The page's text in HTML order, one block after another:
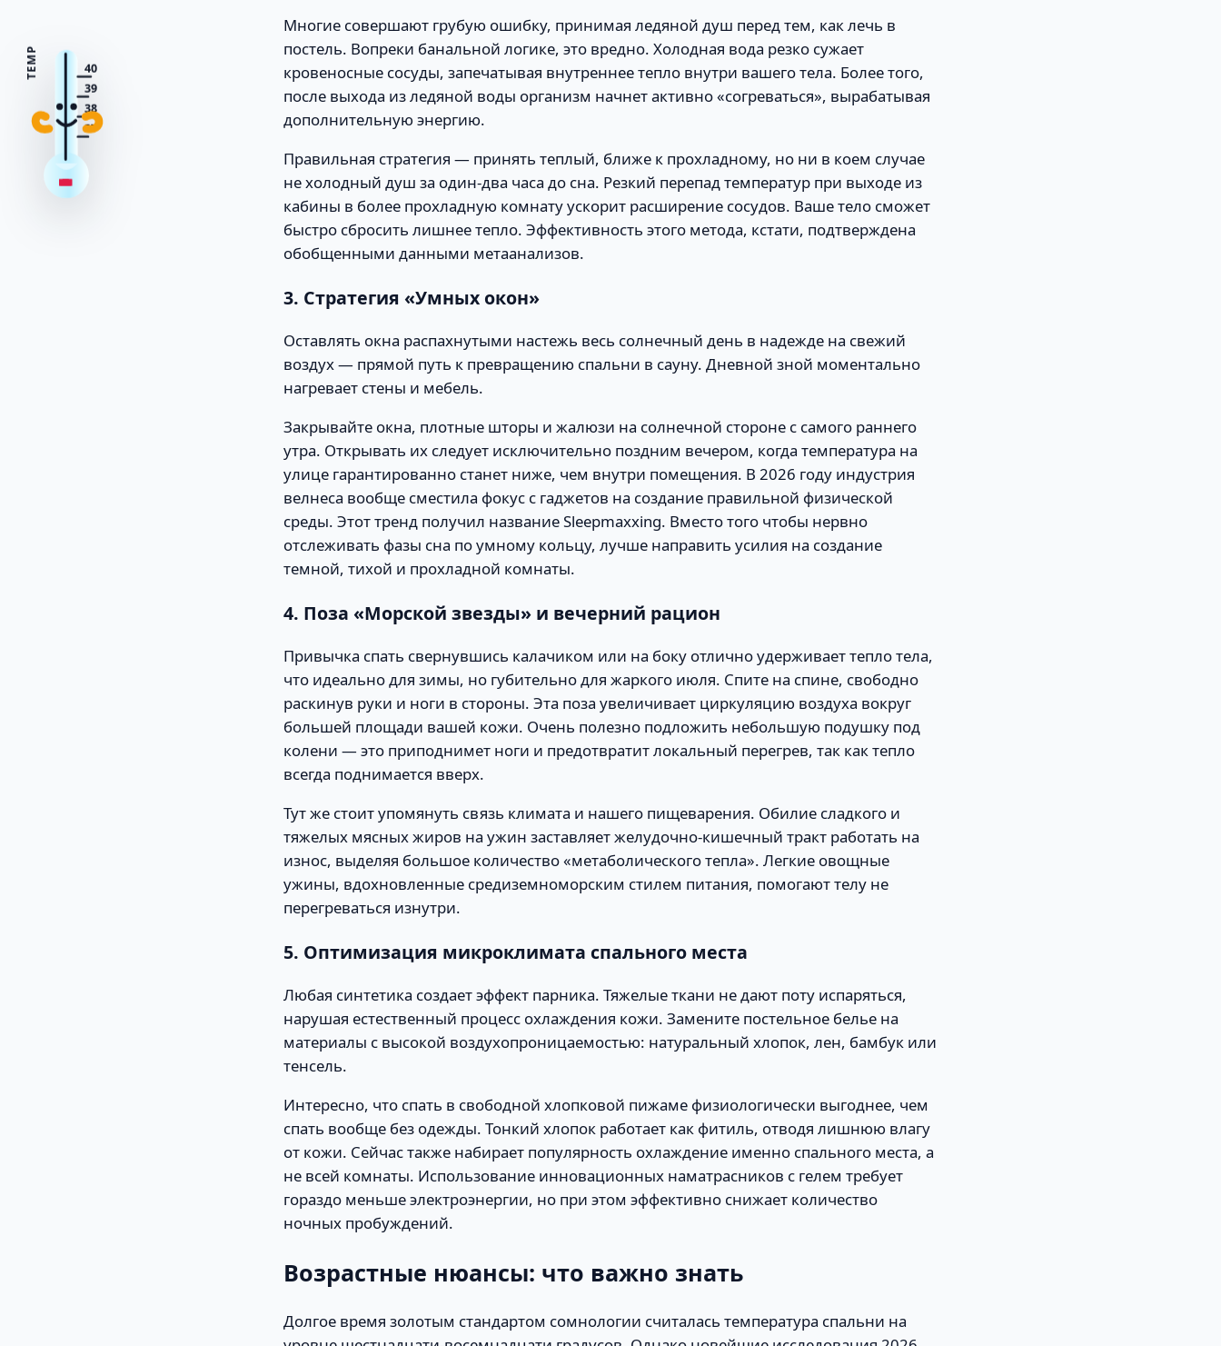
Многие совершают грубую ошибку, принимая ледяной душ перед тем, как лечь в
постель. Вопреки банальной логике, это вредно. Холодная вода резко сужает
кровеносные сосуды, запечатывая внутреннее тепло внутри вашего тела. Более того,
после выхода из ледяной воды организм начнет активно «согреваться», вырабатывая
дополнительную энергию.
Правильная стратегия — принять теплый, ближе к прохладному, но ни в коем случае
не холодный душ за один-два часа до сна. Резкий перепад температур при выходе из
кабины в более прохладную комнату ускорит расширение сосудов. Ваше тело сможет
быстро сбросить лишнее тепло. Эффективность этого метода, кстати, подтверждена
обобщенными данными метаанализов.
3. Стратегия «Умных окон»
Оставлять окна распахнутыми настежь весь солнечный день в надежде на свежий
воздух — прямой путь к превращению спальни в сауну. Дневной зной моментально
нагревает стены и мебель.
Закрывайте окна, плотные шторы и жалюзи на солнечной стороне с самого раннего
утра. Открывать их следует исключительно поздним вечером, когда температура на
улице гарантированно станет ниже, чем внутри помещения. В 2026 году индустрия
велнеса вообще сместила фокус с гаджетов на создание правильной физической
среды. Этот тренд получил название Sleepmaxxing. Вместо того чтобы нервно
отслеживать фазы сна по умному кольцу, лучше направить усилия на создание
темной, тихой и прохладной комнаты.
4. Поза «Морской звезды» и вечерний рацион
Привычка спать свернувшись калачиком или на боку отлично удерживает тепло тела,
что идеально для зимы, но губительно для жаркого июля. Спите на спине, свободно
раскинув руки и ноги в стороны. Эта поза увеличивает циркуляцию воздуха вокруг
большей площади вашей кожи. Очень полезно подложить небольшую подушку под
колени — это приподнимет ноги и предотвратит локальный перегрев, так как тепло
всегда поднимается вверх.
Тут же стоит упомянуть связь климата и нашего пищеварения. Обилие сладкого и
тяжелых мясных жиров на ужин заставляет желудочно-кишечный тракт работать на
износ, выделяя большое количество «метаболического тепла». Легкие овощные
ужины, вдохновленные средиземноморским стилем питания, помогают телу не
перегреваться изнутри.
5. Оптимизация микроклимата спального места
Любая синтетика создает эффект парника. Тяжелые ткани не дают поту испаряться,
нарушая естественный процесс охлаждения кожи. Замените постельное белье на
материалы с высокой воздухопроницаемостью: натуральный хлопок, лен, бамбук или
тенсель.
Интересно, что спать в свободной хлопковой пижаме физиологически выгоднее, чем
спать вообще без одежды. Тонкий хлопок работает как фитиль, отводя лишнюю влагу
от кожи. Сейчас также набирает популярность охлаждение именно спального места, а
не всей комнаты. Использование инновационных наматрасников с гелем требует
гораздо меньше электроэнергии, но при этом эффективно снижает количество
ночных пробуждений.
Возрастные нюансы: что важно знать
Долгое время золотым стандартом сомнологии считалась температура спальни на
40
39
38
37
TEMP